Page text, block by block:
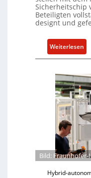
l
i
e
n
e
c
t
t
s
e
i
h
i
t
f
ü
r
o
f
t
w
Sicherheitschip
Beteiligten
designt und
Weiterlesen
F
a
u
n
o
e
r
-
I
Bild:
Hybrid-